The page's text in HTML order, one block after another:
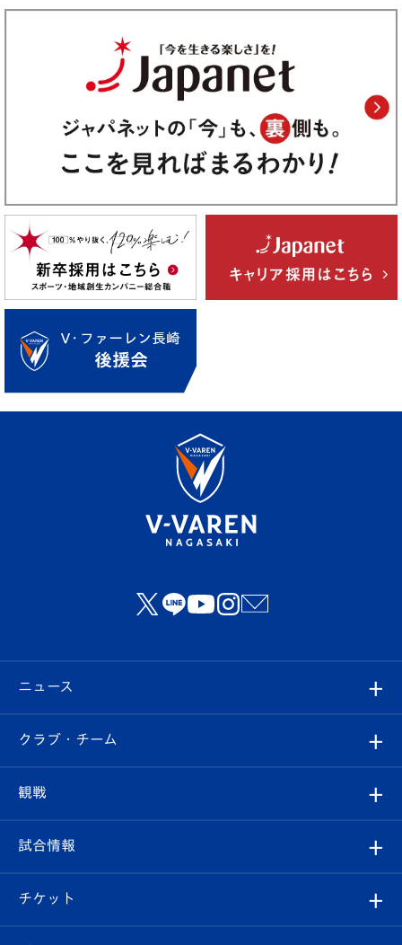
ニュース
すべて
クラブ
試合情報
クラブ・チーム
クラブ概要
エンブレム紹介
観戦
観戦ルール
はじめての観戦ガイド
試合情報
試合日程/結果
チケット